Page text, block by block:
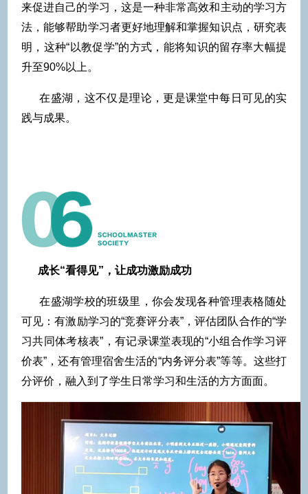
来促进自己的学习，这是一种非常高效和主动的学习方
法，能够帮助学习者更好地理解和掌握知识点，研究表
明，这种“以教促学”的方式，能将知识的留存率大幅提
升至90%以上。
在盛湖，这不仅是理论，更是课堂中每日可见的实
践与成果。
成长“看得见”，让成功激励成功
在盛湖学校的班级里，你会发现各种管理表格随处
可见：有激励学习的“竞赛评分表”，评估团队合作的“学
习共同体考核表”，有记录课堂表现的“小组合作学习评
价表”，还有管理宿舍生活的“内务评分表”等等。这些打
分评价，融入到了学生日常学习和生活的方方面面。